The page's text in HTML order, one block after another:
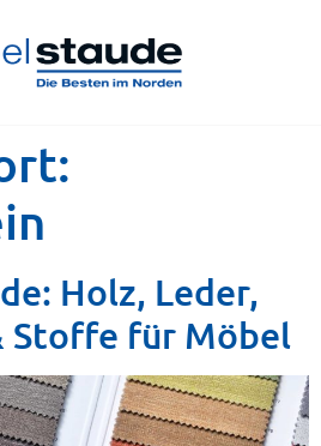
Holz, Leder,
Stoffe für Möbel